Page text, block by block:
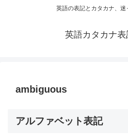
英語の表記とカタカナ、迷
英語カタカナ
ambiguous
アルファベット表記